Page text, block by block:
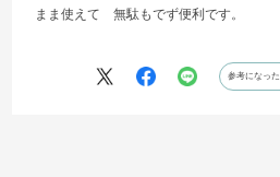
まま使えて 無駄もでず便利です。
参考になった